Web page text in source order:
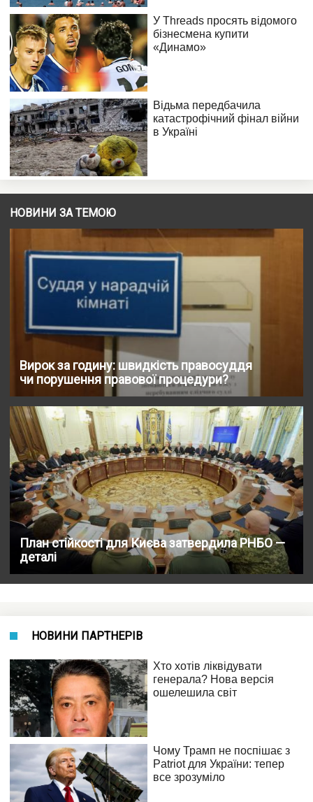
НОВИНИ ЗА ТЕМОЮ
Вирок за годину: швидкість правосуддя
чи порушення правової процедури?
План стійкості для Києва затвердила РНБО —
деталі
НОВИНИ ПАРТНЕРІВ